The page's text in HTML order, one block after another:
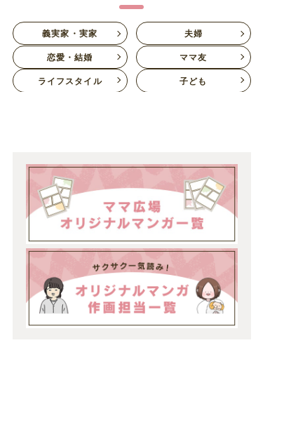
義実家・実家
夫婦
恋愛・結婚
ママ友
ライフスタイル
子ども